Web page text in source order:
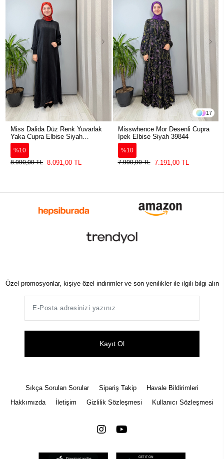
Miss Dalida Düz Renk Yuvarlak
Yaka Cupra Elbise Siyah
2264304
%10
8.990,00 TL 8.091,00 TL
17
Misswhence Mor Desenli Cupra
İpek Elbise Siyah 39844
%10
7.990,00 TL
7.191,00 TL
Özel promosyonlar, kişiye özel indirimler ve son yenilikler ile ilgili bilgi alın
Kayıt Ol
Sıkça Sorulan Sorular Sipariş Takip
Havale Bildirimleri
Hakkımızda
İletişim Gizlilik Sözleşmesi Kullanıcı Sözleşmesi